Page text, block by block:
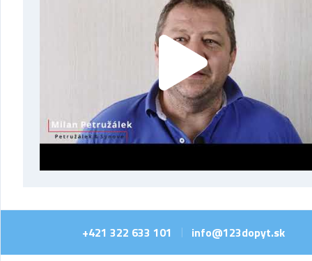
+421 322 633 101 info@123dopyt.sk